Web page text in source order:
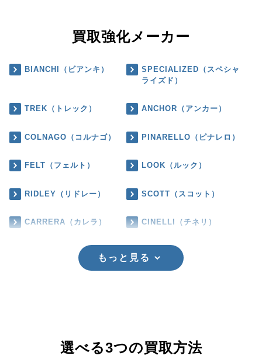
買取強化メーカー
BIANCHI（ビアンキ）
SPECIALIZED（スペシャ
ライズド）
TREK（トレック） ANCHOR（アンカー）
COLNAGO（コルナゴ） PINARELLO（ピナレロ）
FELT（フェルト） LOOK（ルック）
RIDLEY（リドレー） SCOTT（スコット）
CARRERA（カレラ） CINELLI（チネリ）
もっと見る
選べる3つの買取方法